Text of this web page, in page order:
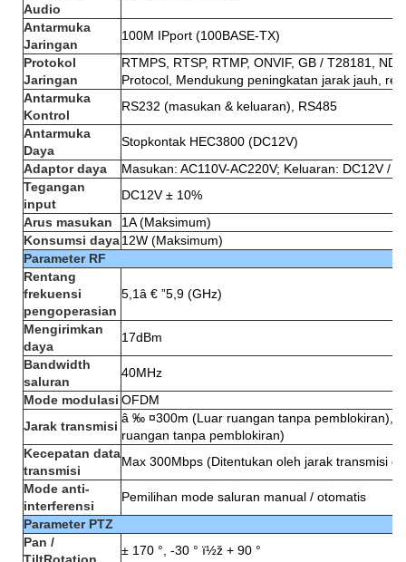
Audio
Antarmuka
Jaringan
100M IPport (100BASE-TX)
Protokol
Jaringan
RTMPS, RTSP, RTMP, ONVIF, GB / T28181,
Protocol, Mendukung peningkatan jarak jauh,
Antarmuka
Kontrol
RS232 (masukan & keluaran), RS485
Antarmuka
Daya
Stopkontak HEC3800 (DC12V)
Adaptor daya
Masukan: AC110V-AC220V; Keluaran: DC12V /
Tegangan
input
DC12V ± 10%
Arus masukan
1A (Maksimum)
Konsumsi daya12W (Maksimum)
Parameter RF
Rentang
frekuensi
pengoperasian
5,1â € ”5,9 (GHz)
Mengirimkan
daya
17dBm
Bandwidth
saluran
40MHz
Mode modulasi OFDM
Jarak transmisi
â ‰ ¤300m (Luar ruangan tanpa pemblokiran),
ruangan tanpa pemblokiran)
Kecepatan data
transmisi
Max 300Mbps (Ditentukan oleh jarak transmisi
Mode anti-
interferensi
Pemilihan mode saluran manual / otomatis
Parameter PTZ
Pan /
TiltRotation
± 170 °, -30 ° ï½ž + 90 °